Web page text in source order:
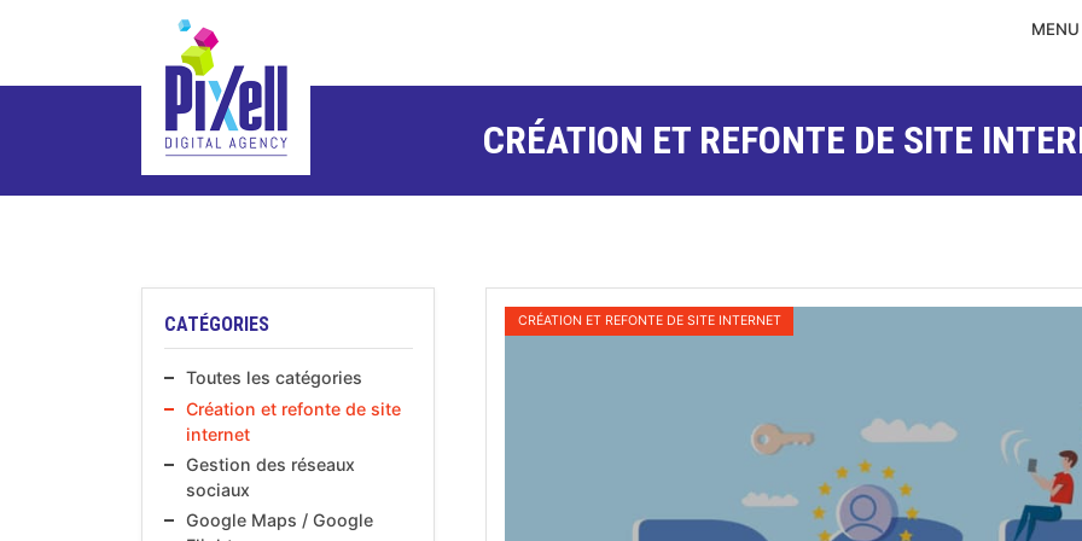
MENU
CRÉATION ET REFONTE DE SITE
CATÉGORIES
Toutes les catégories
Création et refonte de site
internet
Gestion des réseaux
sociaux
Google Maps / Google
LE RGPD : QU’EST CE QUE
CRÉATION ET REFONTE DE SITE INTERNET